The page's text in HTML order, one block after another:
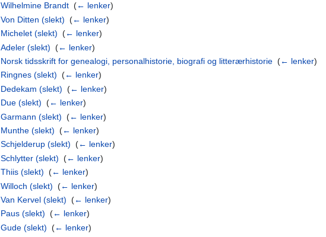
Wilhelmine Brandt‎ (← lenker)
Von Ditten (slekt) (← lenker)
Michelet (slekt) (← lenker)
Adeler (slekt) (← lenker)
Norsk tidsskrift for genealogi, personalhistorie, biografi og litterærhistorie‎ (← lenker)
Ringnes (slekt) (← lenker)
Dedekam (slekt) (← lenker)
Due (slekt) (← lenker)
Garmann (slekt) (← lenker)
Munthe (slekt) (← lenker)
Schjelderup (slekt) (← lenker)
Schlytter (slekt) (← lenker)
Thiis (slekt) (← lenker)
Willoch (slekt) (← lenker)
Van Kervel (slekt) (← lenker)
Paus (slekt) (← lenker)
Gude (slekt) (← lenker)